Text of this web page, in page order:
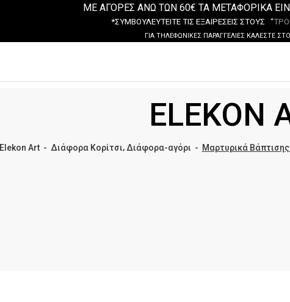
ΜΕ ΑΓΟΡΕΣ ΑΝΩ ΤΩΝ 60€ ΤΑ ΜΕΤΑΦΟΡΙΚΑ
*ΣΥΜΒΟΥΛΕΥΤΕΙΤΕ ΤΙΣ ΕΞΑΙΡΕΣΕΙΣ ΣΤΟΥΣ “
ΓΙΑ ΤΗΛΕΦΩΝΙΚΕΣ ΠΑΡΑΓΓΕΛΙΕΣ ΚΑΛΕΣΤΕ ΣΤΟ
ELEKON
Elekon Art- Διάφορα Κορίτσι, Διάφορα-αγόρι - Μαρτυρικά Βάπτισης